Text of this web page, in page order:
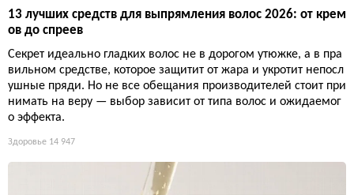
13 лучших средств для выпрямления волос 2026: от крем
ов до спреев
Секрет идеально гладких волос не в дорогом утюжке, а в пра
вильном средстве, которое защитит от жара и укротит непосл
ушные пряди. Но не все обещания производителей стоит при
нимать на веру — выбор зависит от типа волос и ожидаемог
о эффекта.
Здоровье 14 947